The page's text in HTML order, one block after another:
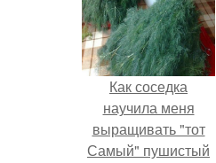
Как соседка
научила меня
выращивать "тот
Самый" пушистый